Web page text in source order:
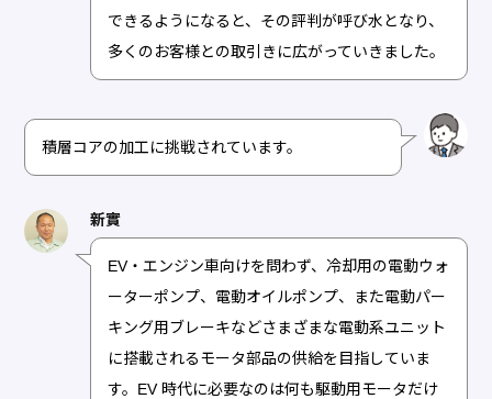
できるようになると、その評判が呼び水となり、
多くのお客様との取引きに広がっていきました。
積層コアの加工に挑戦されています。
新實
EV・エンジン車向けを問わず、冷却用の電動ウォ
ーターポンプ、電動オイルポンプ、また電動パー
キング用ブレーキなどさまざまな電動系ユニット
に搭載されるモータ部品の供給を目指していま
す。EV 時代に必要なのは何も駆動用モータだけ